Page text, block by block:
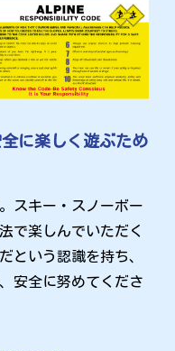
に楽しく遊ぶため
スキー・スノーボー
で楽しんでいただく
という認識を持ち、
安全に努めてくださ